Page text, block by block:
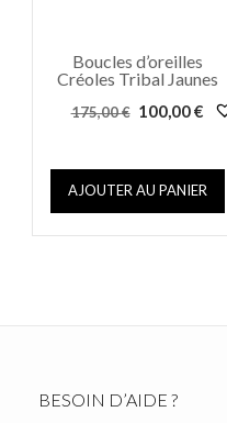
Boucles d’oreilles
Créoles Tribal Jaunes
175,00€ Le
était :
100,00€Le
est :
AJOUTER AU PANIER
BESOIN D’AIDE ?